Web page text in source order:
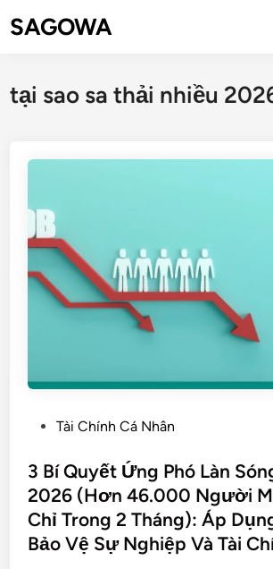
SAGOWA
tại sao sa thải nhiều
Tài Chính Cá Nhân
3 Bí Quyết Ứng Phó Làn
2026 (Hơn 46.000 Người
Chỉ Trong 2 Tháng): Áp
Bảo Vệ Sự Nghiệp Và Tài